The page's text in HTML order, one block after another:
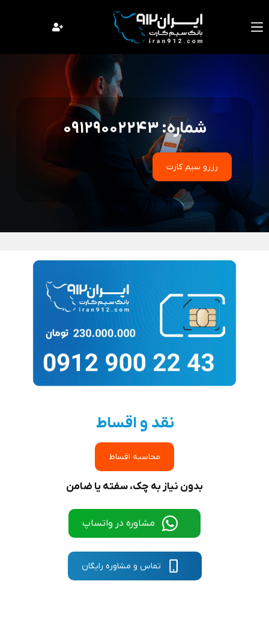
محتوا
شماره: 09129002243
رزرو سیم کارت
نقد و اقساط
محاسبه اقساط
بدون نیاز به چک، سفته یا ضامن
مشاوره در واتساپ
تماس و مشاوره رایگان